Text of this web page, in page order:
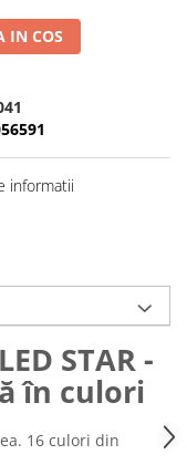
IN COS
informatii
STAR -
în culori
16 culori din